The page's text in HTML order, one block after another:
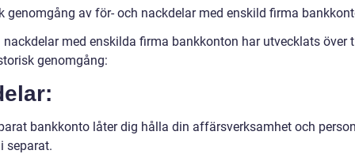
genomgång av för- och nackdelar med enskild firma
nackdelar med enskilda firma bankkonton har utvecklats över
genomgång:
bankkonto låter dig hålla din affärsverksamhet och
separat.